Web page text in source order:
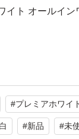
イト オールイン
す。
#プレミアホワイ
#新品 #未